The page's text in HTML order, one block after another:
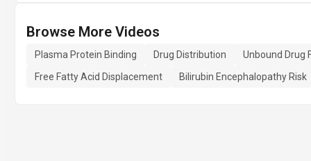
Browse More Videos
Plasma Protein Binding Drug Distribution
Unbound Drug
Free Fatty Acid Displacement
Bilirubin Encephalopathy Risk